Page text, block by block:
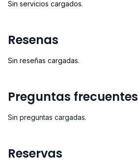
Sin servicios cargados.
Resenas
Sin reseñas cargadas.
Preguntas frecuentes
Sin preguntas cargadas.
Reservas